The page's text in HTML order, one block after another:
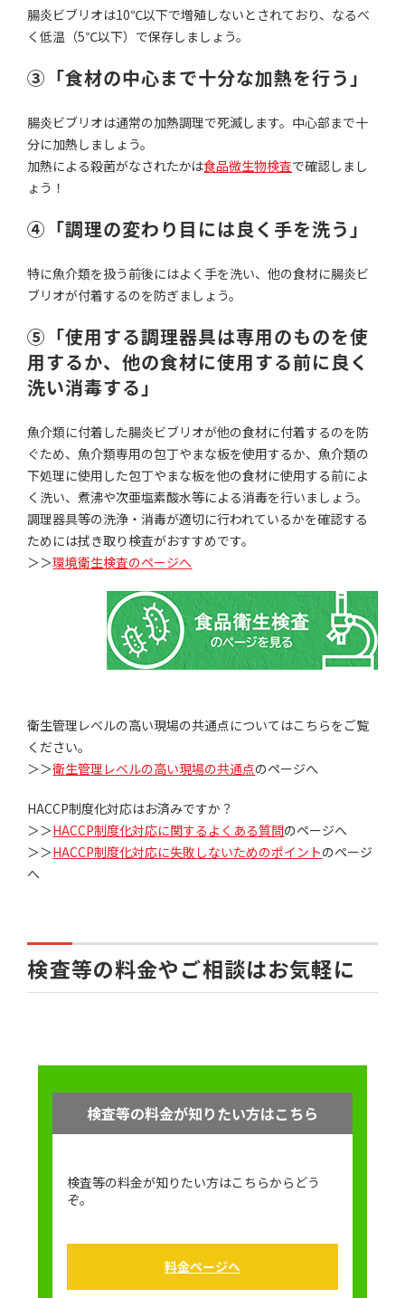
腸炎ビブリオは10℃以下で増殖しないとされており、なるべ
く低温（5℃以下）で保存しましょう。
③「食材の中心まで十分な加熱を行う」
腸炎ビブリオは通常の加熱調理で死滅します。中心部まで十
分に加熱しましょう。
加熱による殺菌がなされたかは食品微生物検査で確認しまし
ょう！
④「調理の変わり目には良く手を洗う」
特に魚介類を扱う前後にはよく手を洗い、他の食材に腸炎ビ
ブリオが付着するのを防ぎましょう。
⑤「使用する調理器具は専用のものを使
用するか、他の食材に使用する前に良く
洗い消毒する」
魚介類に付着した腸炎ビブリオが他の食材に付着するのを防
ぐため、魚介類専用の包丁やまな板を使用するか、魚介類の
下処理に使用した包丁やまな板を他の食材に使用する前によ
く洗い、煮沸や次亜塩素酸水等による消毒を行いましょう。
調理器具等の洗浄・消毒が適切に行われているかを確認する
ためには拭き取り検査がおすすめです。
＞＞環境衛生検査のページへ
衛生管理レベルの高い現場の共通点についてはこちらをご覧
ください。
＞＞衛生管理レベルの高い現場の共通点のページへ
HACCP制度化対応はお済みですか？
＞＞HACCP制度化対応に関するよくある質問のページへ
＞＞HACCP制度化対応に失敗しないためのポイントのページ
へ
検査等の料金やご相談はお気軽に
検査等の料金が知りたい方はこちら
検査等の料金が知りたい方はこちらからどう
ぞ。
料金ページへ